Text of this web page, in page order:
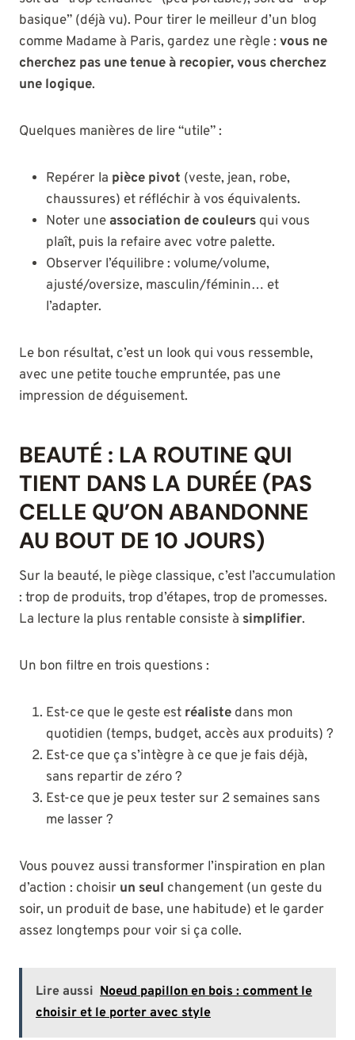
basique” (déjà vu). Pour tirer le meilleur d’un blog
comme Madame à Paris, gardez une règle : vous ne
cherchez pas une tenue à recopier, vous cherchez
une logique.
Quelques manières de lire “utile” :
Repérer la pièce pivot (veste, jean, robe,
chaussures) et réfléchir à vos équivalents.
Noter uneassociation de couleurs qui vous
plaît, puis la refaire avec votre palette.
Observer l’équilibre : volume/volume,
ajusté/oversize, masculin/féminin… et
l’adapter.
Le bon résultat, c’est un look qui vous ressemble,
avec une petite touche empruntée, pas une
impression de déguisement.
BEAUTÉ : LA ROUTINE QUI
TIENT DANS LA DURÉE (PAS
CELLE QU’ON ABANDONNE
AU BOUT DE 10 JOURS)
Sur la beauté, le piège classique, c’est l’accumulation
: trop de produits, trop d’étapes, trop de promesses.
La lecture la plus rentable consiste à simplifier.
Un bon filtre en trois questions :
Est-ce que le geste est réaliste dans mon
quotidien (temps, budget, accès aux produits) ?
Est-ce que ça s’intègre à ce que je fais déjà,
sans repartir de zéro ?
Est-ce que je peux tester sur 2 semaines sans
me lasser ?
Vous pouvez aussi transformer l’inspiration en plan
d’action : choisir un seul changement (un geste du
soir, un produit de base, une habitude) et le garder
assez longtemps pour voir si ça colle.
Lire aussi Noeud papillon en bois : comment le
choisir et le porter avec style